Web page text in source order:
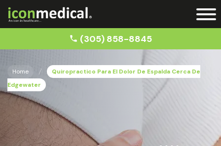
(305) 858-8845
Home
Quiropractico Para El Dolor De Espalda Cerca De
Edgewater